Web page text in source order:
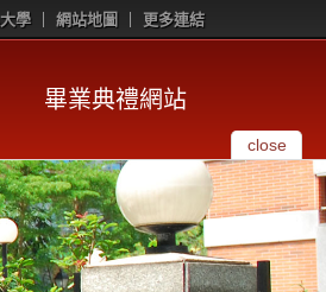
學 網站地圖 更多連結
畢業典禮網站
close